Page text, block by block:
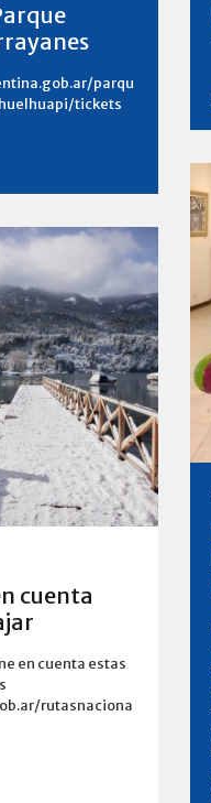
parqu
tickets
cuenta
en cuenta estas
rutasnaciona